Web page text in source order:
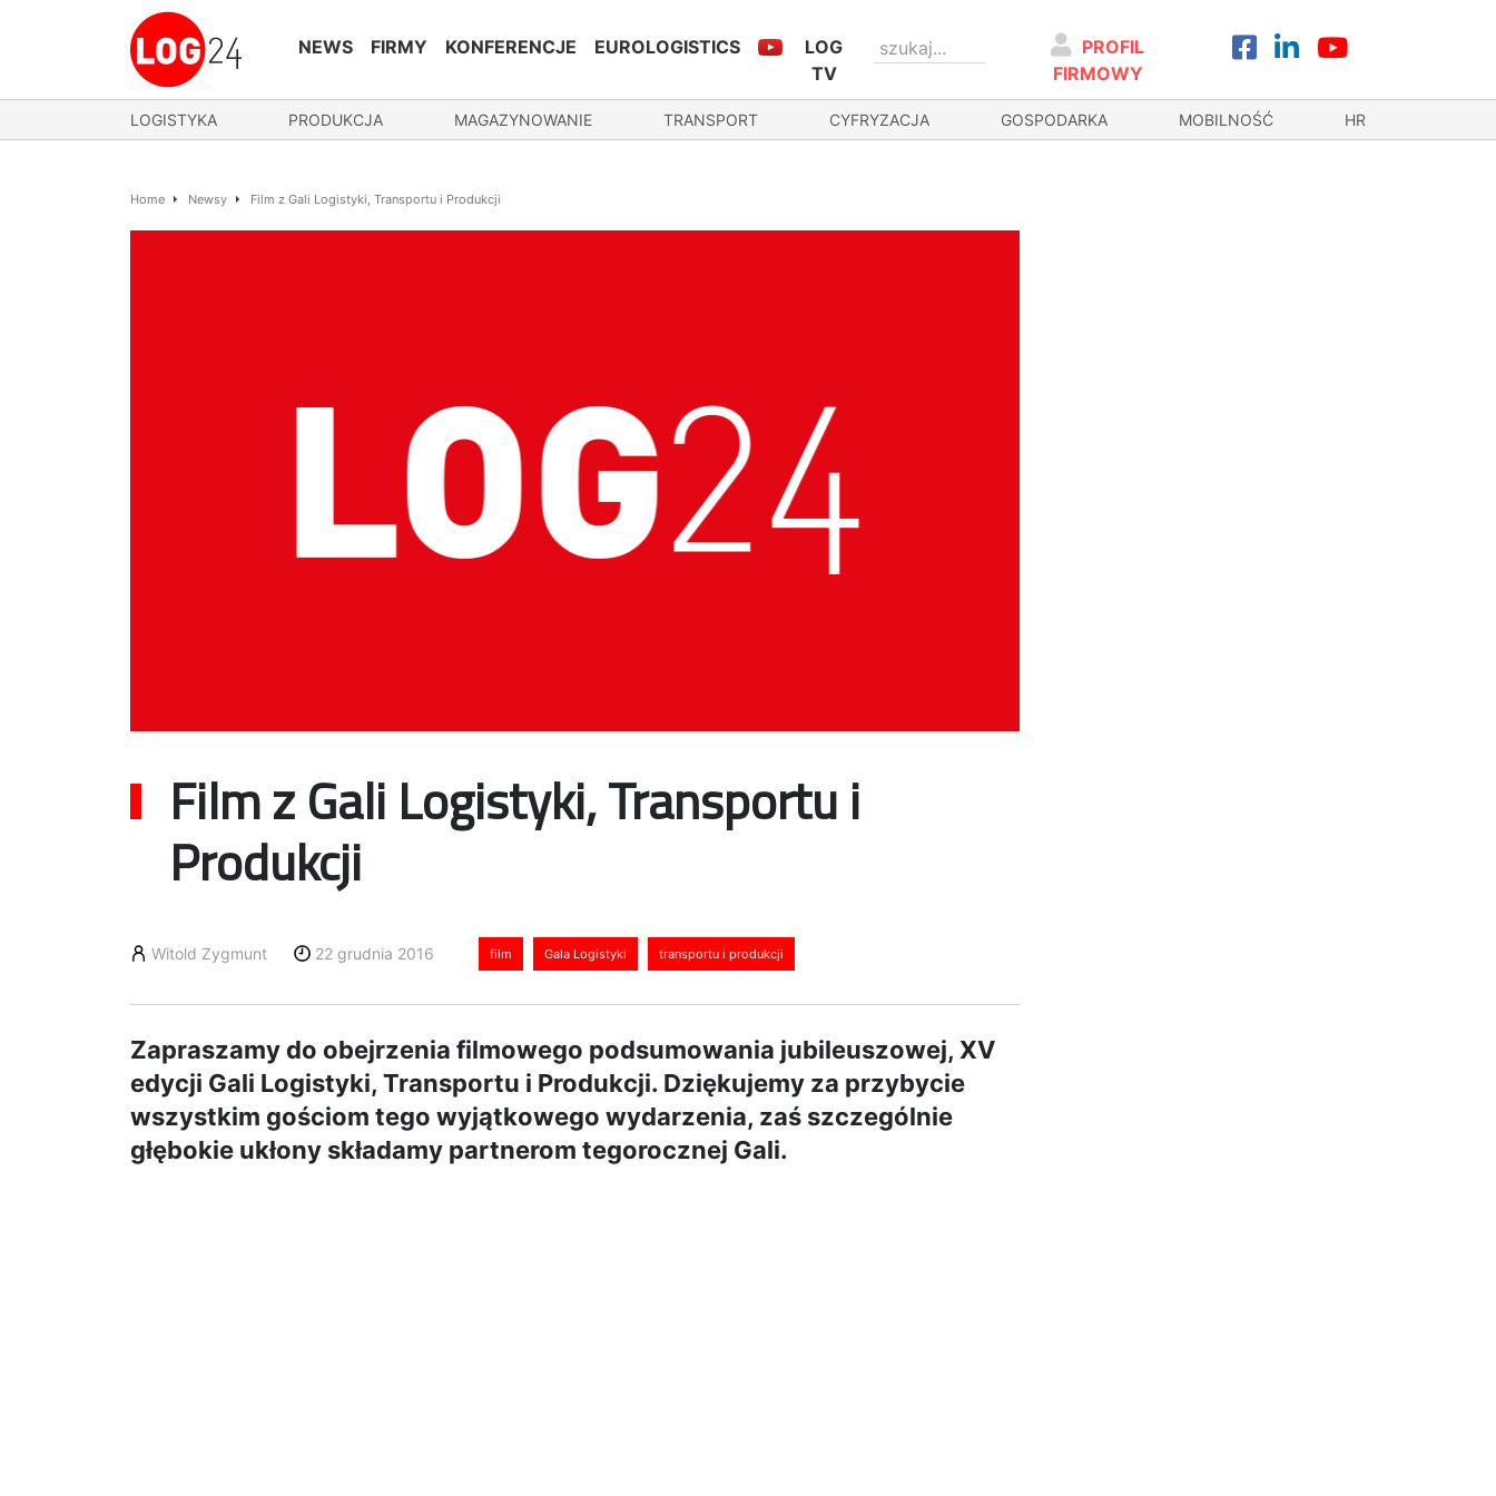
NEWS FIRMY KONFERENCJE EUROLOGISTICS
LOG
TV
PROFIL
FIRMOWY
LOGISTYKA PRODUKCJA MAGAZYNOWANIE TRANSPORT CYFRYZACJA GOSPODARKA MOBILNOŚĆ HR
Home Newsy Film z Gali Logistyki, Transportu i Produkcji
Film z Gali Logistyki, Transportu i
Produkcji
Witold Zygmunt 22 grudnia 2016 film Gala Logistyki transportu i produkcji
Zapraszamy do obejrzenia filmowego podsumowania jubileuszowej, XV
edycji Gali Logistyki, Transportu i Produkcji. Dziękujemy za przybycie
wszystkim gościom tego wyjątkowego wydarzenia, zaś szczególnie
głębokie ukłony składamy partnerom tegorocznej Gali.